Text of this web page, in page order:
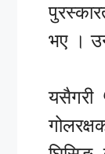
भए ।
यसैगरी